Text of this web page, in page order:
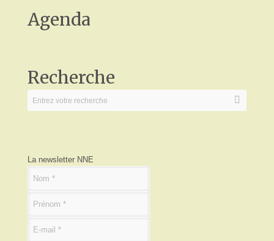
Agenda
Recherche
La newsletter NNE